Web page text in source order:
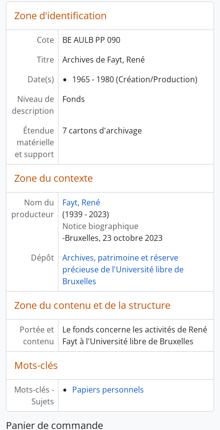
Zone d'identification
Cote
BE AULB PP 090
Titre
Archives de Fayt, René
Date(s)
1965 - 1980 (Création/Production)
Niveau de
description
Fonds
Étendue
matérielle
et support
7 cartons d'archivage
Zone du contexte
Nom du
producteur
Fayt, René
(1939 - 2023)
Notice biographique
-Bruxelles, 23 octobre 2023
Dépôt
Archives, patrimoine et réserve
précieuse de l'Université libre de
Bruxelles
Zone du contenu et de la structure
Portée et
contenu
Le fonds concerne les activités de René
Fayt à l'Université libre de Bruxelles
Mots-clés
Mots-clés -
Sujets
Papiers personnels
Panier de commande